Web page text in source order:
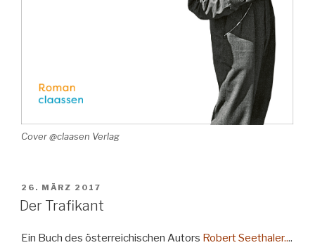
Cover @claasen Verlag
VERÖFFENTLICHT
AM
26. MÄRZ 2017
Der Trafikant
Ein Buch des österreichischen Autors Robert Seethaler....